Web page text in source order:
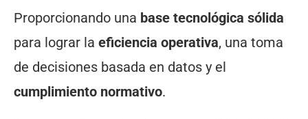
Proporcionando una base tecnológica sólida
para lograr la eficiencia operativa, una toma
de decisiones basada en datos y el
cumplimiento normativo.